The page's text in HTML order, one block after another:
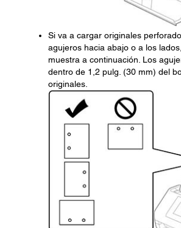
Si va a cargar originales
agujeros hacia abajo o a los
muestra a continuación. Los
dentro de 1,2 pulg. (30 mm) del
originales.